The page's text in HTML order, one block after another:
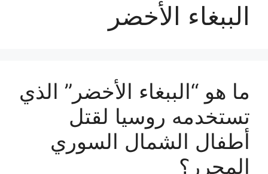
الببغاء الأخضر
ما هو “الببغاء الأخضر” الذي
تستخدمه روسيا لقتل
أطفال الشمال السوري
المحرر؟